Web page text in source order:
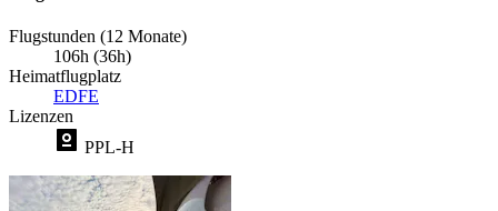
Flugstunden (12 Monate)
106h (36h)
Heimatflugplatz
EDFE
Lizenzen
PPL-H